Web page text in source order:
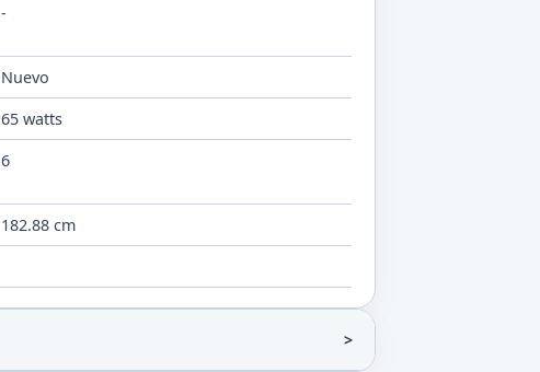
-
Nuevo
65 watts
6
182.88 cm